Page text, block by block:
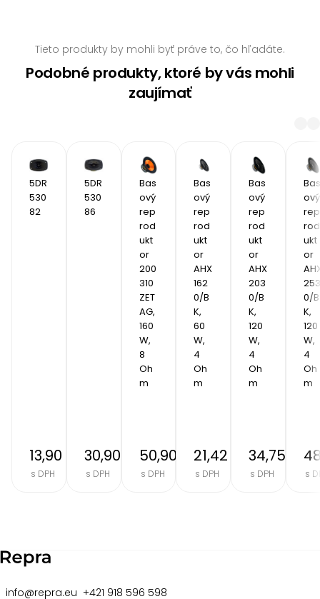
Tieto produkty by mohli byť práve to, čo hľadáte.
Podobné produkty, ktoré by vás mohli
zaujímať
5DR
530
82
13,90 €
s DPH
5DR
530
86
30,90 €
s DPH
Bas
ový
rep
rod
ukt
or
200
310
ZET
AG,
160
W,
8
Oh
m
50,90 €
s DPH
Bas
ový
rep
rod
ukt
or
AHX
162
0/B
K,
60
W,
4
Oh
m
21,42 €
s DPH
Bas
ový
rep
rod
ukt
or
AHX
203
0/B
K,
120
W,
4
Oh
m
34,75 €
s DPH
Bas
ový
rep
rod
ukt
or
253
0/B
K,
120
W,
4
Oh
m
s
info@repra.eu +421 918 596 598